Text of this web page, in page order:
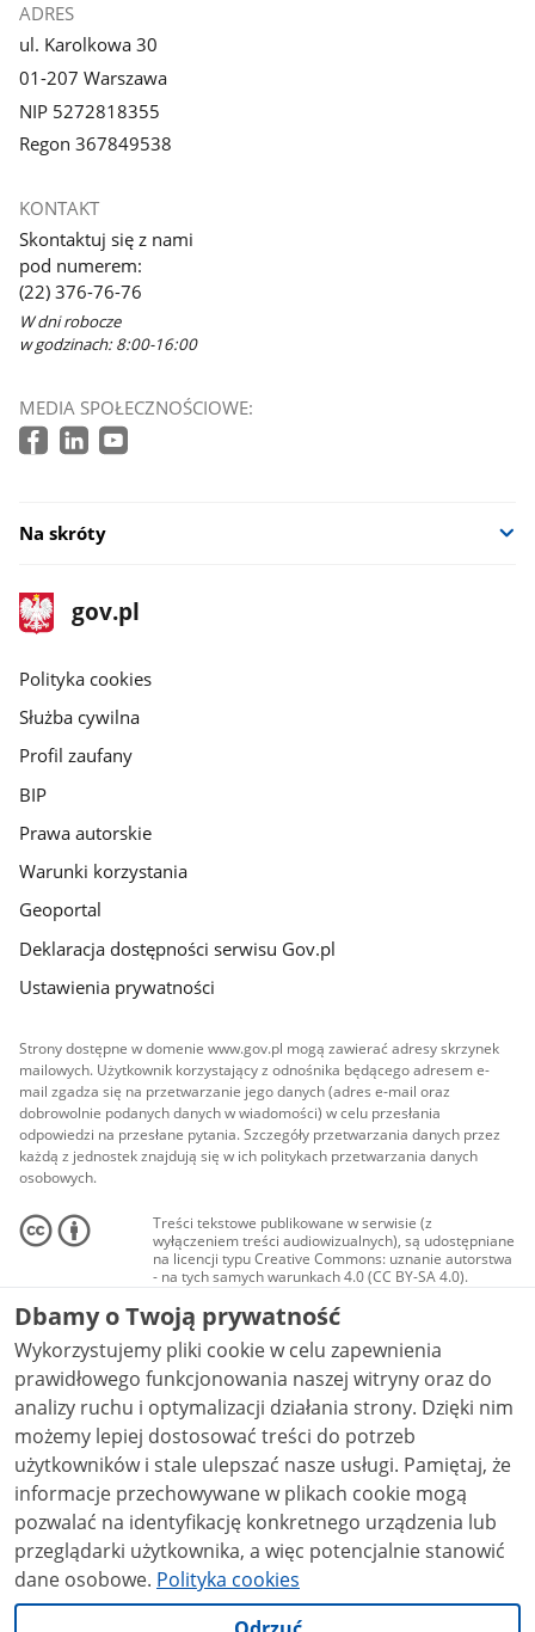
ADRES
ul. Karolkowa 30
01-207 Warszawa
NIP 5272818355
Regon 367849538
KONTAKT
Skontaktuj się z nami
pod numerem:
(22) 376-76-76
W dni robocze
w godzinach: 8:00-16:00
MEDIA SPOŁECZNOŚCIOWE:
Na skróty
stopka
gov.pl
Strona
gov.pl
gov.pl
Polityka cookies
Służba cywilna
Profil zaufany
BIP
Prawa autorskie
Warunki korzystania
Geoportal
Deklaracja dostępności serwisu Gov.pl
Ustawienia prywatności
Strony dostępne w domenie www.gov.pl mogą zawierać adresy skrzynek
mailowych. Użytkownik korzystający z odnośnika będącego adresem e-
mail zgadza się na przetwarzanie jego danych (adres e-mail oraz
dobrowolnie podanych danych w wiadomości) w celu przesłania
odpowiedzi na przesłane pytania. Szczegóły przetwarzania danych przez
każdą z jednostek znajdują się w ich politykach przetwarzania danych
osobowych.
Treści tekstowe publikowane w serwisie (z
wyłączeniem treści audiowizualnych), są udostępniane
na licencji typu Creative Commons: uznanie autorstwa
- na tych samych warunkach 4.0 (CC BY-SA 4.0).
Materiały audiowizualne, w tym zdjęcia, materiały
audio i wideo, są udostępniane na licencji typu
Creative Commons: uznanie autorstwa użycie
niekomercyjne - bez utworów zależnych 4.0 (CC BY-
NC-ND 4.0), o ile nie jest to stwierdzone inaczej.
Dbamy o Twoją prywatność
Wykorzystujemy pliki cookie w celu zapewnienia
prawidłowego funkcjonowania naszej witryny oraz do
analizy ruchu i optymalizacji działania strony. Dzięki nim
możemy lepiej dostosować treści do potrzeb
użytkowników i stale ulepszać nasze usługi. Pamiętaj, że
informacje przechowywane w plikach cookie mogą
pozwalać na identyfikację konkretnego urządzenia lub
przeglądarki użytkownika, a więc potencjalnie stanowić
dane osobowe. Polityka cookies